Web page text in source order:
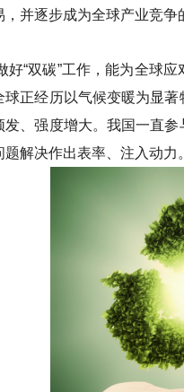
，并逐步成为全球产业竞争
题解决作出表率、注入动力。